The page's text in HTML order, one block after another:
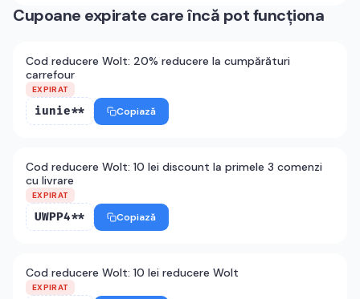
Cupoane expirate care încă pot funcționa
Cod reducere Wolt: 20% reducere la cumpărături
carrefour
EXPIRAT
iunie** Copiază
Cod reducere Wolt: 10 lei discount la primele 3 comenzi
cu livrare
EXPIRAT
UWPP4** Copiază
Cod reducere Wolt: 10 lei reducere Wolt
EXPIRAT